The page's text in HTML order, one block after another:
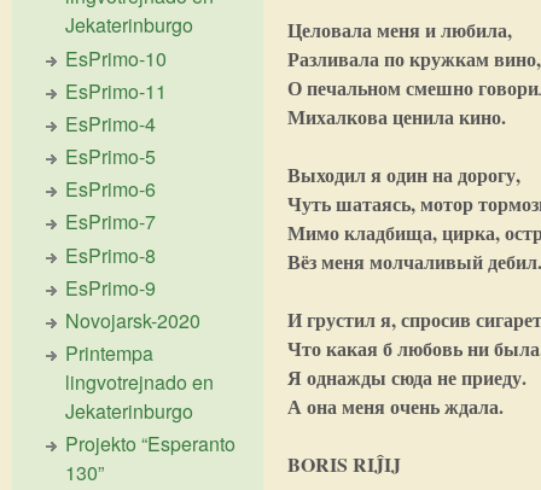
Целовала меня и любила,
Разливала по кружкам вино,
О печальном смешно
Михалкова ценила кино.
Выходил я один на дорогу,
Чуть шатаясь, мотор
Мимо кладбища, цирка,
Вёз меня молчаливый дебил.
И грустил я, спросив
Что какая б любовь ни
Я однажды сюда не приеду.
А она меня очень ждала.
BORIS RIĴIJ
Jekaterinburgo
EsPrimo-10
EsPrimo-11
EsPrimo-4
EsPrimo-5
EsPrimo-6
EsPrimo-7
EsPrimo-8
EsPrimo-9
Novojarsk-2020
Printempa
lingvotrejnado en
Jekaterinburgo
Projekto “Esperanto
130”